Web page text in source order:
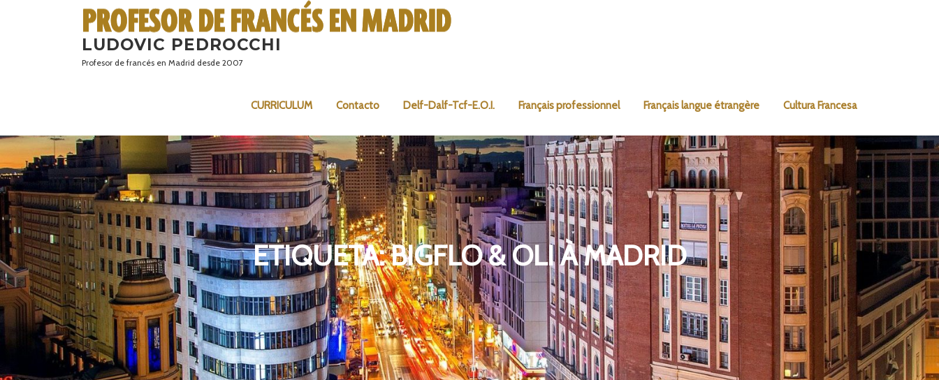
LUDOVIC PEDROCCHI
Profesor de francés en Madrid desde 2007
CURRICULUM Contacto Delf-Dalf-Tcf-E.O.I. Français professionnel Français langue étrangère Cultura Francesa
ETIQUETA:BIGFLO & OLI À MADRID